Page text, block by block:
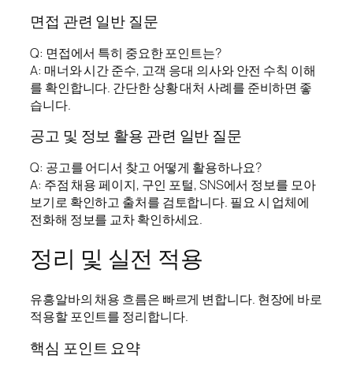
면접 관련 일반 질문
Q: 면접에서 특히 중요한 포인트는?
A: 매너와 시간 준수, 고객 응대 의사와 안전 수칙 이해
를 확인합니다. 간단한 상황 대처 사례를 준비하면 좋
습니다.
공고 및 정보 활용 관련 일반 질문
Q: 공고를 어디서 찾고 어떻게 활용하나요?
A: 주점 채용 페이지, 구인 포털, SNS에서 정보를 모아
보기로 확인하고 출처를 검토합니다. 필요 시 업체에
전화해 정보를 교차 확인하세요.
정리 및 실전 적용
유흥알바의 채용 흐름은 빠르게 변합니다. 현장에 바로
적용할 포인트를 정리합니다.
핵심 포인트 요약